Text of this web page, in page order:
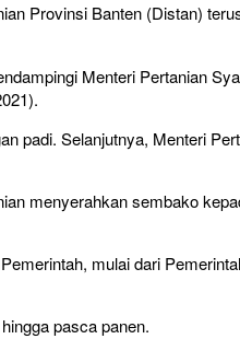
Provinsi Banten (Distan)
Menteri Pertanian
padi. Selanjutnya, Menteri
menyerahkan sembako
mulai dari
pasca panen.